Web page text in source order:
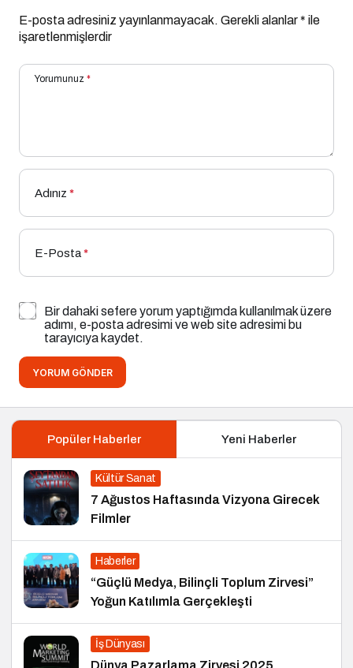
E-posta adresiniz yayınlanmayacak. Gerekli alanlar* ile
işaretlenmişlerdir
Yorumunuz *
Adınız *
E-Posta*
Bir dahaki sefere yorum yaptığımda kullanılmak üzere
adımı, e-posta adresimi ve web site adresimi bu
tarayıcıya kaydet.
YORUM GÖNDER
Popüler Haberler Yeni Haberler
Kültür Sanat
7 Ağustos Haftasında Vizyona Girecek
Filmler
Haberler
“Güçlü Medya, Bilinçli Toplum Zirvesi”
Yoğun Katılımla Gerçekleşti
İş Dünyası
Dünya Pazarlama Zirvesi 2025